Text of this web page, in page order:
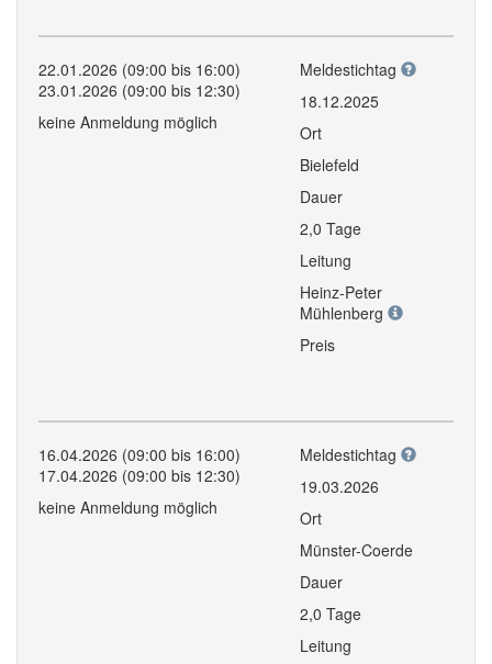
22.01.2026 (09:00 bis 16:00)
23.01.2026 (09:00 bis 12:30)
keine Anmeldung möglich
Meldestichtag
18.12.2025
Ort
Bielefeld
Dauer
2,0 Tage
Leitung
Heinz-Peter
Mühlenberg
Preis
16.04.2026 (09:00 bis 16:00)
17.04.2026 (09:00 bis 12:30)
keine Anmeldung möglich
Meldestichtag
19.03.2026
Ort
Münster-Coerde
Dauer
2,0 Tage
Leitung